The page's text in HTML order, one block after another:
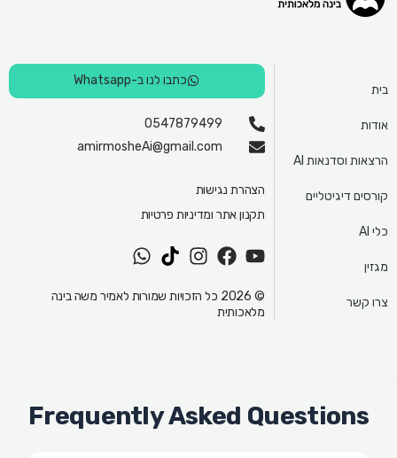
בית
אודות
הרצאות וסדנאות AI
קורסים דיגיטליים
כלי AI
מגזין
צרו קשר
כתבו לנו ב-Whatsapp
0547879499
amirmosheAi@gmail.com
הצהרת נגישות
תקנון אתר ומדיניות פרטיות
Y
u
t
F
a
c
e
I
s
m
T
i
k
W
a
© 2026 כל הזכויות שמורות לאמיר משה בינה
מלאכותית
Frequently Asked Questions